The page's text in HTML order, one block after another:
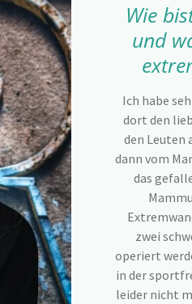
Wie
und
Ich habe
dort den
den Leuten
dann vom
das
zwei
operiert
in der
leider nicht